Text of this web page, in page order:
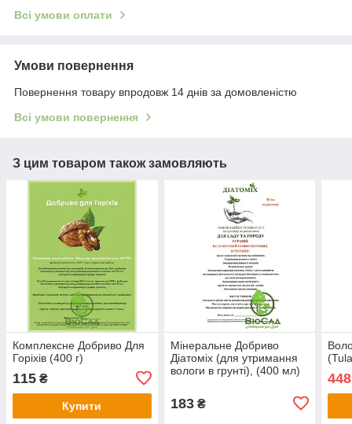
Всі умови оплати
Умови повернення
Повернення товару впродовж 14 днів за домовленістю
Всі умови повернення
З цим товаром також замовляють
Комплексне Добриво Для
Горіхів (400 г)
115 ₴
Купити
Мінеральне Добриво
Діатоміх (для утримання
вологи в грунті), (400 мл)
183₴